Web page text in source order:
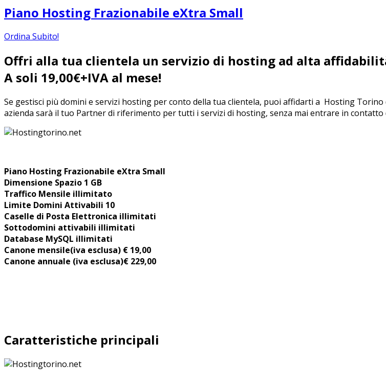
Piano Hosting Frazionabile eXtra Small
Ordina Subito!
Offri alla tua clientela un servizio di hosting ad alta
A soli 19,00€+IVA al mese!
Se gestisci più domini e servizi hosting per conto della tua clientela, puoi affidarti a Hosting
azienda sarà il tuo Partner di riferimento per tutti i servizi di hosting, senza mai entrare in contatto
Piano Hosting Frazionabile eXtra Small
Dimensione Spazio 1 GB
Traffico Mensile illimitato
Limite Domini Attivabili 10
Caselle di Posta Elettronica illimitati
Sottodomini attivabili illimitati
Database MySQL illimitati
Canone mensile(iva esclusa) € 19,00
Canone annuale (iva esclusa)€ 229,00
Caratteristiche principali